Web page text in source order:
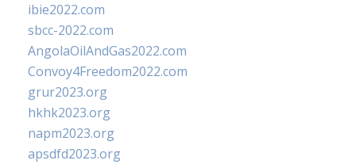
ibie2022.com
sbcc-2022.com
AngolaOilAndGas2022.com
Convoy4Freedom2022.com
grur2023.org
hkhk2023.org
napm2023.org
apsdfd2023.org